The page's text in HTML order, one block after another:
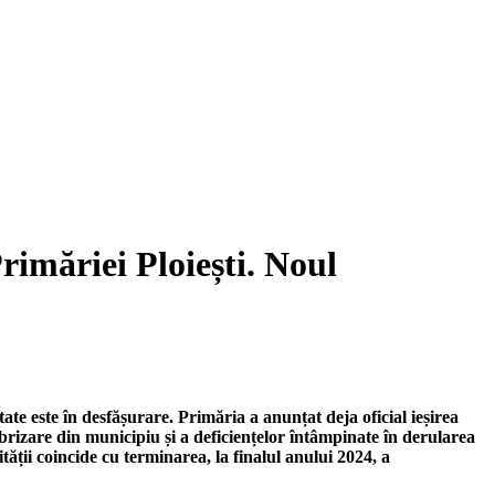
Ploiești. Noul
este în desfășurare. Primăria a anunțat deja oficial ieșirea
din municipiu și a deficiențelor întâmpinate în derularea
coincide cu terminarea, la finalul anului 2024, a